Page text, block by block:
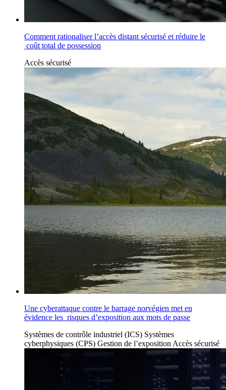
Comment rationaliser l’accès distant sécurisé et réduire le
coût total de possession
Accès sécurisé
Une cyberattaque contre le barrage norvégien met en
évidence les risques d’exposition aux mots de passe
Systèmes de contrôle industriel (ICS) Systèmes
cyberphysiques (CPS) Gestion de l’exposition Accès sécurisé